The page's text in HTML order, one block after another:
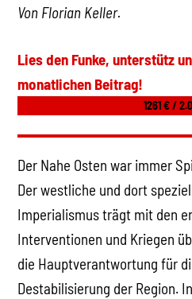
Von Florian Keller.
Lies den Funke, unterstütz
monatlichen Beitrag!
1261 € /
Der Nahe Osten war immer
Der westliche und dort
Imperialismus trägt mit den
Interventionen und Kriegen
die Hauptverantwortung für
Destabilisierung der Region.